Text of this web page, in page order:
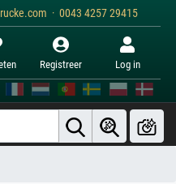
· 0043 4257 29415
Registreer Log in